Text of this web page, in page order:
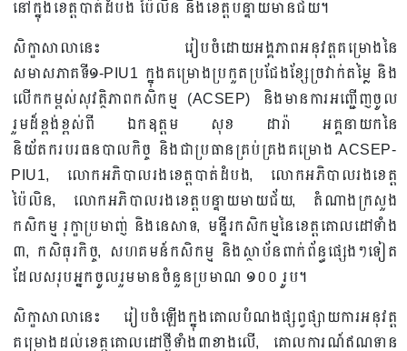
នៅក្នុងខេត្តបាត់ដំបង ប៉ៃលិន និងខេត្តបន្ទាយមានជ័យ។
សិក្ខាសាលានេះ រៀបចំដោយអង្គភាពអនុវត្តគម្រោងនៃ
សមាសភាគទី១-PIU1 ក្នុងគម្រោងប្រកួតប្រជែងខ្សែច្រវាក់តម្លៃ និង
លើកកម្ពស់សុវត្ថិភាពកសិកម្ម (ACSEP) និងមានការអញ្ជើញចូល
រួមដ៏ខ្ពង់ខ្ពស់ពី ឯកឧត្តម សុខ ដារ៉ា អគ្គនាយកនៃ
និយ័តករបរធនបាលកិច្ច និងជាប្រធានគ្រប់គ្រងគម្រោង ACSEP-
PIU1, លោកអភិបាលរងខេត្តបាត់ដំបង, លោកអភិបាលរងខេត្ត
ប៉ៃលិន, លោកអភិបាលរងខេត្តបន្ទាយមាយជ័យ, តំណាងក្រសួង
កសិកម្ម រុក្ខាប្រមាញ់ និងនេសាទ, មន្ទីរកសិកម្មនៃខេត្តគោលដៅទាំង
៣, កសិធុរកិច្ច, សហគមន៍កសិកម្ម និងស្ថាប័នពាក់ព័ន្ធផ្សេងៗទៀត
ដែលសរុបអ្នកចូលរួមមានចំនួនប្រមាណ ១០០ រូប។
សិក្ខាសាលានេះ រៀបចំឡើងក្នុងគោលបំណងផ្សព្វផ្សាយការអនុវត្ត
គម្រោងដល់ខេត្តគោលដៅថ្មីទាំង៣ខាងលើ, គោលការណ៍ឥណទាន